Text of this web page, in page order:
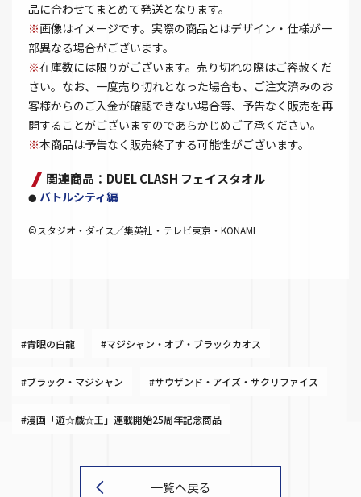
品に合わせてまとめて発送となります。
※画像はイメージです。実際の商品とはデザイン・仕様が一
部異なる場合がございます。
※在庫数には限りがございます。売り切れの際はご容赦くだ
さい。なお、一度売り切れとなった場合も、ご注文済みのお
客様からのご入金が確認できない場合等、予告なく販売を再
開することがございますのであらかじめご了承ください。
※本商品は予告なく販売終了する可能性がございます。
関連商品：DUEL CLASH フェイスタオル
● バトルシティ編
©スタジオ・ダイス／集英社・テレビ東京・KONAMI
#青眼の白龍 #マジシャン・オブ・ブラックカオス
#ブラック・マジシャン #サウザンド・アイズ・サクリファイス
#漫画「遊☆戯☆王」連載開始25周年記念商品
一覧へ戻る